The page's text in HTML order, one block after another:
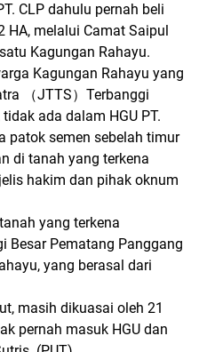
CLP dahulu pernah beli
HA, melalui Camat Saipul
Kagungan Rahayu.
Kagungan Rahayu yang
（JTTS）Terbanggi
ada dalam HGU PT.
patok semen sebelah timur
di tanah yang terkena
hakim dan pihak oknum
yang terkena
Besar Pematang Panggang
yang berasal dari
masih dikuasai oleh 21
pernah masuk HGU dan